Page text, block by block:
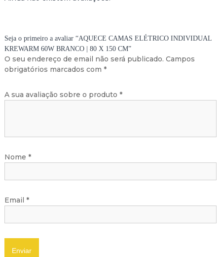
5
0
C
M
Seja o primeiro a avaliar “AQUECE CAMAS ELÉTRICO INDIVIDUAL
KREWARM 60W BRANCO | 80 X 150 CM”
O seu endereço de email não será publicado. Campos
obrigatórios marcados com *
A sua avaliação sobre o produto *
Nome *
Email *